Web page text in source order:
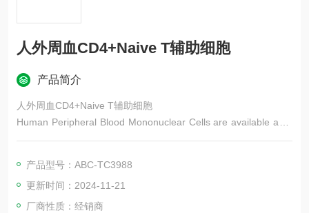
人外周血CD4+Naive T辅助细胞
产品简介
人外周血CD4+Naive T辅助细胞
Human Peripheral Blood Mononuclear Cells are available as p
ositive and negative controls for T-cell monitoring in ELISPOT,
产品型号：ABC-TC3988
更新时间：2024-11-21
厂商性质：经销商